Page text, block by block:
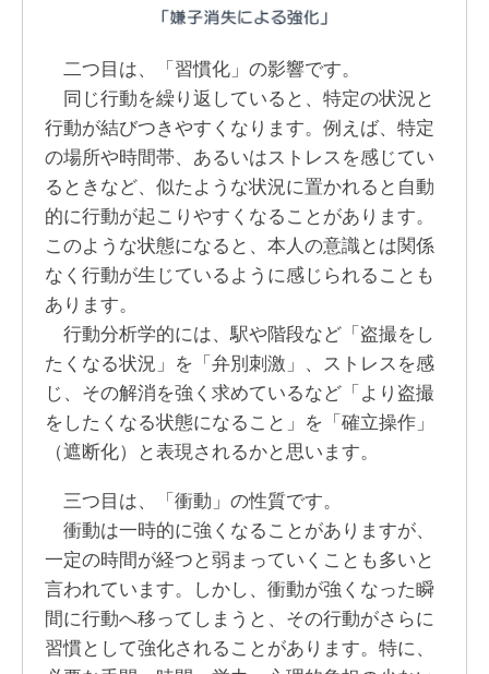
二つ目は、「習慣化」の影響です。
同じ行動を繰り返していると、特定の状況と
行動が結びつきやすくなります。例えば、特定
の場所や時間帯、あるいはストレスを感じてい
るときなど、似たような状況に置かれると自動
的に行動が起こりやすくなることがあります。
このような状態になると、本人の意識とは関係
なく行動が生じているように感じられることも
あります。
行動分析学的には、駅や階段など「盗撮をし
たくなる状況」を「弁別刺激」、ストレスを感
じ、その解消を強く求めているなど「より盗撮
をしたくなる状態になること」を「確立操作」
（遮断化）と表現されるかと思います。
三つ目は、「衝動」の性質です。
衝動は一時的に強くなることがありますが、
一定の時間が経つと弱まっていくことも多いと
言われています。しかし、衝動が強くなった瞬
間に行動へ移ってしまうと、その行動がさらに
習慣として強化されることがあります。特に、